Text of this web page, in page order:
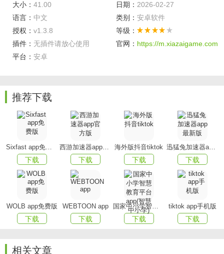
注册与基础资料填写，减少繁琐步骤，把时间留给真正的交
流。
3. 海量用户更好聊：
人工审核，提高资料可信度，降低“照骗”“机器人号”等干扰。
5. 动态广场更真实：
通过动态内容了解对方性格与生活
节奏，避免“只看头像就聊天”的尴尬，让破冰更自然。
客户端优势
界面简洁清晰，核心功能聚焦“发现―互
动―聊天―沉淀关系”，新手也能快速上手，不需要复杂学习
成本。
对隐私更重视：
大小： 41.00 日期： 2026-02-27
语言： 中文 类别： 安卓软件
授权： v1.3.8
等级：
插件： 无插件请放心使用 官网： https://m.xiazaigame.com
平台： 安卓
推荐下载
Sixfast app免费版
下载
西游加速器app官方版
下载
海外版抖音tiktok
下载
迅猛兔加速器app最新版
下载
WOLB app免费版
下载
WEBTOON app
下载
国家中小学智慧教育平台app(智慧中小学)
下载
tiktok app手机版
下载
相关文章